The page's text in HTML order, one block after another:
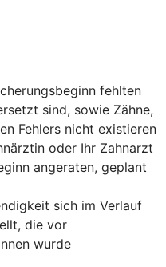
fehlten
sind, sowie Zähne,
Fehlers nicht existieren
oder Ihr Zahnarzt
angeraten, geplant
sich im Verlauf
die vor
wurde